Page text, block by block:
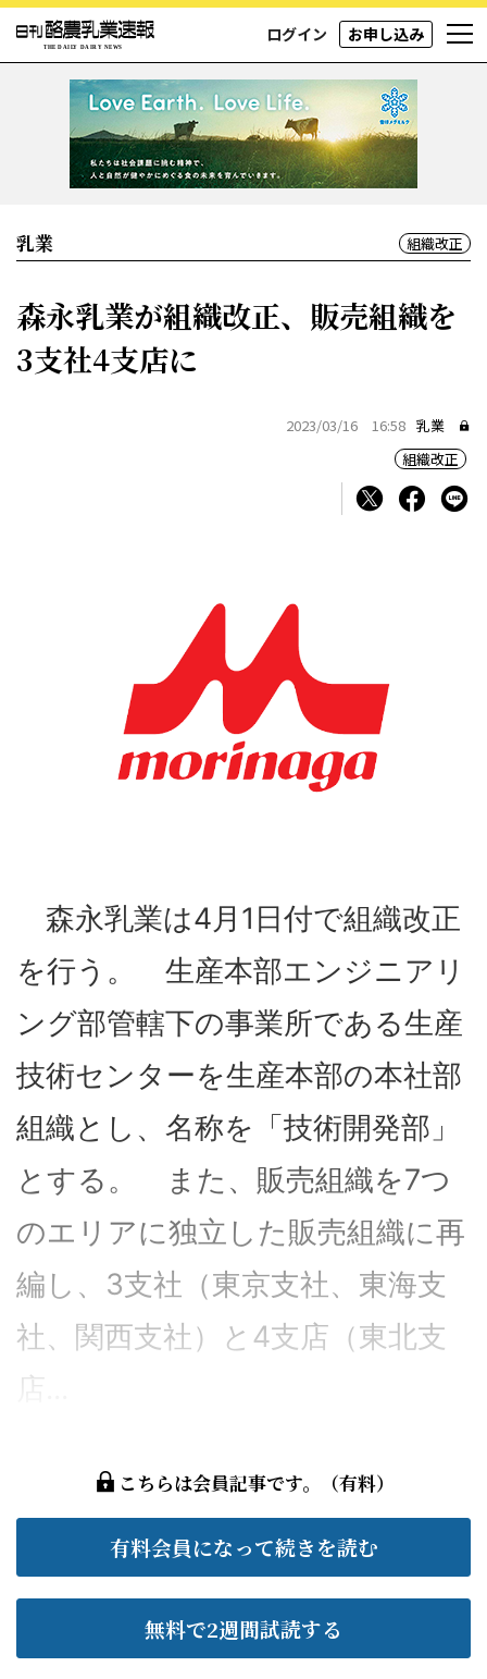
ログイン お申し込み
乳業 組織改正
森永乳業が組織改正、販売組織を
3支社4支店に
2023/03/16 16:58 乳業
組織改正
森永乳業は4月1日付で組織改正
を行う。 生産本部エンジニアリ
ング部管轄下の事業所である生産
技術センターを生産本部の本社部
組織とし、名称を「技術開発部」
とする。 また、販売組織を7つ
のエリアに独立した販売組織に再
編し、3支社（東京支社、東海支
社、関西支社）と4支店（東北支
店...
こちらは会員記事です。（有料）
有料会員になって続きを読む
無料で2週間試読する